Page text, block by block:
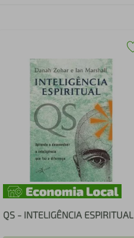
QS - INTELIGÊNCIA ESPIRITUAL